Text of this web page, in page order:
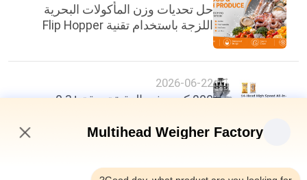
حل تحديات وزن المأكولات البحرية
اللزجة باستخدام تقنية Flip Hopper
2026-06-22
200 كيس في الدقيقة، دقة ±0.3
الأغذية
Multihead Weigher Factory